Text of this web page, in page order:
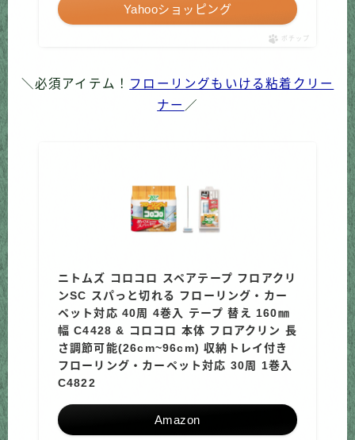
Yahooショッピング
ポチップ
＼必須アイテム！ フローリングもいける粘着クリー
ナー ／
ニトムズ コロコロ スペアテープ フロアクリ
ンSC スパっと切れる フローリング・カー
ペット対応 40周 4巻入 テープ 替え 160㎜
幅 C4428 & コロコロ 本体 フロアクリン 長
さ調節可能(26cm~96cm) 収納トレイ付き
フローリング・カーペット対応 30周 1巻入
C4822
Amazon